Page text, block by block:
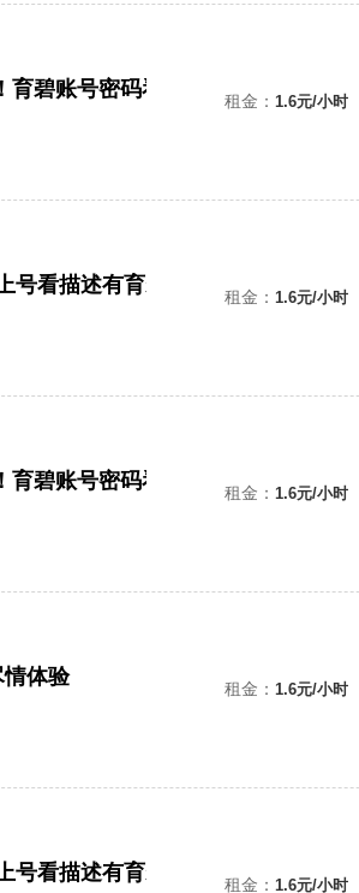
育碧账号密码看描述！租金： 1.6元/小时
看描述有育碧邮箱 租金： 1.6元/小时
育碧账号密码看描述！租金： 1.6元/小时
情体验 租金： 1.6元/小时
看描述有育碧邮箱 租金： 1.6元/小时